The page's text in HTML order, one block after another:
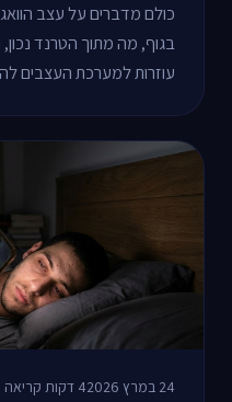
כולם מדברים על עצב
בגוף, מה מתוך הטרנד
עוזרות למערכת העצבים
24 במרץ 2026 4 דקות קריאה